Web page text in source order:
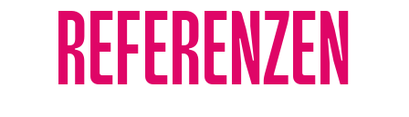
REFERENZEN